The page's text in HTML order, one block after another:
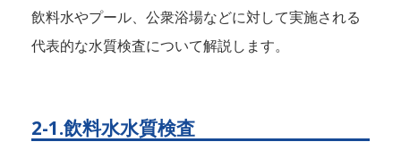
飲料水やプール、公衆浴場などに対して実施される
代表的な水質検査について解説します。
2-1.飲料水水質検査